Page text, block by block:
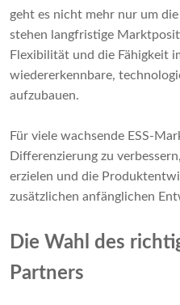
geht es nicht mehr nur um
stehen langfristige
Flexibilität und die Fähigkeit
wiedererkennbare,
aufzubauen.
Für viele wachsende ESS-
Differenzierung zu
erzielen und die
zusätzlichen anfänglichen
Die Wahl des
Partners